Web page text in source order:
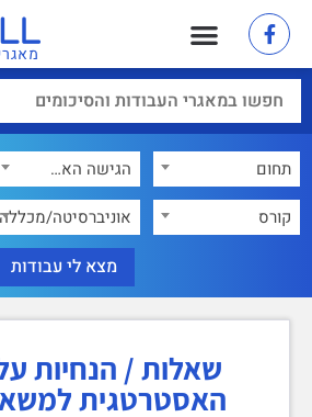
תחום הגישה האסטרטגית למשאבי אנוש
קורס אוניברסיטה/מכללה
שאלות / הנחיות
האסטרטגית